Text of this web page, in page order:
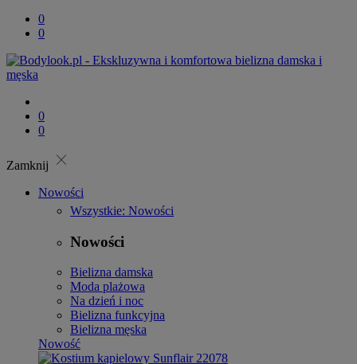
0
0
0
0
Zamknij close
Nowości
Wszystkie: Nowości
Nowości
Bielizna damska
Moda plażowa
Na dzień i noc
Bielizna funkcyjna
Bielizna męska
Nowość